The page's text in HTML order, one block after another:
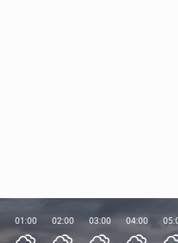
01:00 02:00 03:00 04:00